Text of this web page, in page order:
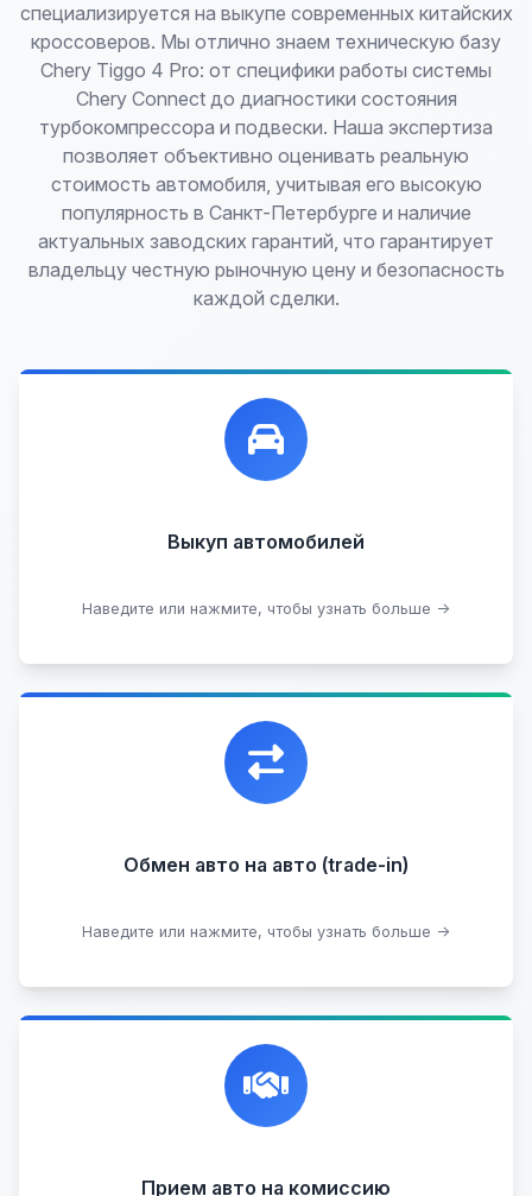
специализируется на выкупе современных китайских
кроссоверов. Мы отлично знаем техническую базу
Chery Tiggo 4 Pro: от специфики работы системы
Chery Connect до диагностики состояния
турбокомпрессора и подвески. Наша экспертиза
позволяет объективно оценивать реальную
стоимость автомобиля, учитывая его высокую
популярность в Санкт-Петербурге и наличие
актуальных заводских гарантий, что гарантирует
владельцу честную рыночную цену и безопасность
каждой сделки.
Выкуп автомобилей
Наведите или нажмите, чтобы узнать больше →
Лучшие предложения по выкупу автомобилей,
любых:
Проблемные
Кредитные
В залоге
Узнать стоимость
Обмен авто на авто (trade-in)
Наведите или нажмите, чтобы узнать больше →
Уникальная возможность обменять ваш
автомобиль с доплатой, подобрав вам
подходящий вариант.
Подобрать авто
Прием авто на комиссию
Честная и профессиональная экспертиза, реклама,
переговоры с клиентами, подготовка документов,
сопровождение сделки.
Прием битых авто